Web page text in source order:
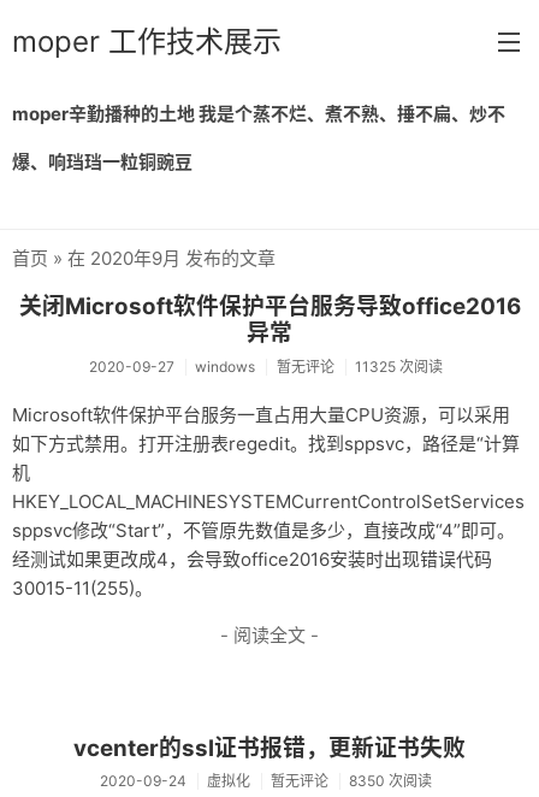
moper 工作技术展示
关于
moper辛勤播种的土地 我是个蒸不烂、煮不熟、捶不扁、炒不
爆、响珰珰一粒铜豌豆
首页 » 在 2020年9月 发布的文章
关闭Microsoft软件保护平台服务导致office2016
异常
2020-09-27 windows 暂无评论 11325 次阅读
Microsoft软件保护平台服务一直占用大量CPU资源，可以采用
如下方式禁用。打开注册表regedit。找到sppsvc，路径是“计算
机
HKEY_LOCAL_MACHINESYSTEMCurrentControlSetServices
sppsvc修改“Start”，不管原先数值是多少，直接改成“4”即可。
经测试如果更改成4，会导致office2016安装时出现错误代码
30015-11(255)。
- 阅读全文 -
vcenter的ssl证书报错，更新证书失败
2020-09-24 虚拟化 暂无评论 8350 次阅读